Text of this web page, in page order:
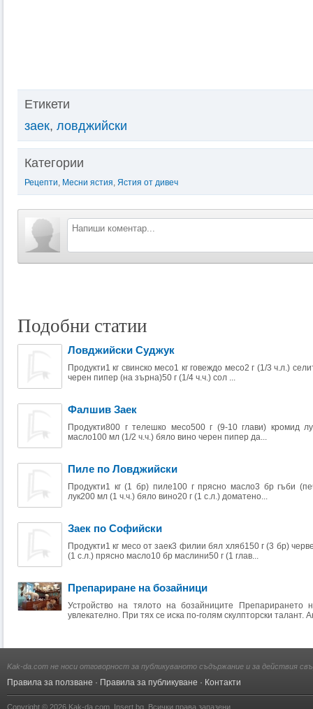
Етикети
заек, ловджийски
Категории
Рецепти, Месни ястия, Ястия от дивеч
Подобни статии
Ловджийски Суджук
Продукти1 кг свинско месо1 кг говеждо месо2 г (1/3 ч.л.)
черен пипер (на зърна)50 г (1/4 ч.ч.) сол ...
Фалшив Заек
Продукти800 г телешко месо500 г (9-10 глави) кромид
масло100 мл (1/2 ч.ч.) бяло вино черен пипер да...
Пиле по Ловджийски
Продукти1 кг (1 бр) пиле100 г прясно масло3 бр гъби
лук200 мл (1 ч.ч.) бяло вино20 г (1 с.л.) доматено...
Заек по Софийски
Продукти1 кг месо от заек3 филии бял хляб150 г (3 бр)
(1 с.л.) прясно масло10 бр маслини50 г (1 глав...
Препариране на бозайници
Устройство на тялото на бозайниците
увлекателно. При тях се иска по-голям скулпторски талант.
Kak-da.com не носи отговорност за публикуваното съдържание и за действия
Правила за ползване · Правила за публикуване · Контакти
Copyright © 2026 Kak-da.com Insert.bg . Всички права запазени.